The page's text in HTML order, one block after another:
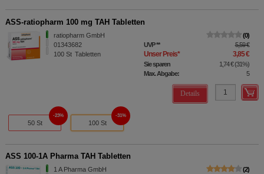
ASS-ratiopharm 100 mg TAH Tabletten
ratiopharm GmbH
01343682
100 St Tabletten
0
UVP** 5,59 €
Unser Preis* 3,85 €
Sie sparen 1,74 €(31%)
Max. Abgabe:
5
Details
50 St
23%
100 St
31%
ASS 100-1A Pharma TAH Tabletten
1 A Pharma GmbH
2